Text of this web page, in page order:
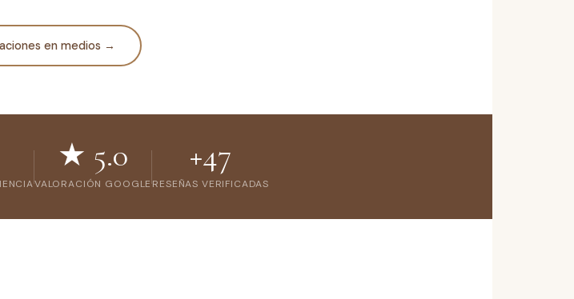
en medios →
★ 5.0
VALORACIÓN GOOGLE
+47
RESEÑAS VERIFICADAS